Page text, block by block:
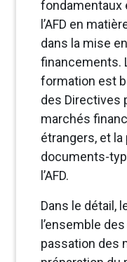
fondamentaux
l’AFD en
dans la mise
financements.
formation est
des Directives
marchés
étrangers, et
documents-
l’AFD.
Dans le détail,
l’ensemble
passation des